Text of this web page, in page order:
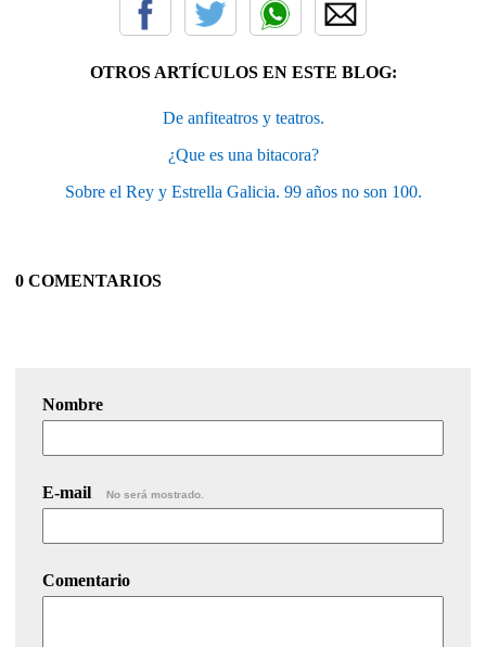
OTROS ARTÍCULOS EN ESTE BLOG:
De anfiteatros y teatros.
¿Que es una bitacora?
Sobre el Rey y Estrella Galicia. 99 años no son 100.
0 COMENTARIOS
Nombre
E-mail No será mostrado.
Comentario